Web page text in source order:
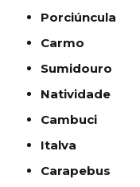
Porciúncula
Carmo
Sumidouro
Natividade
Cambuci
Italva
Carapebus